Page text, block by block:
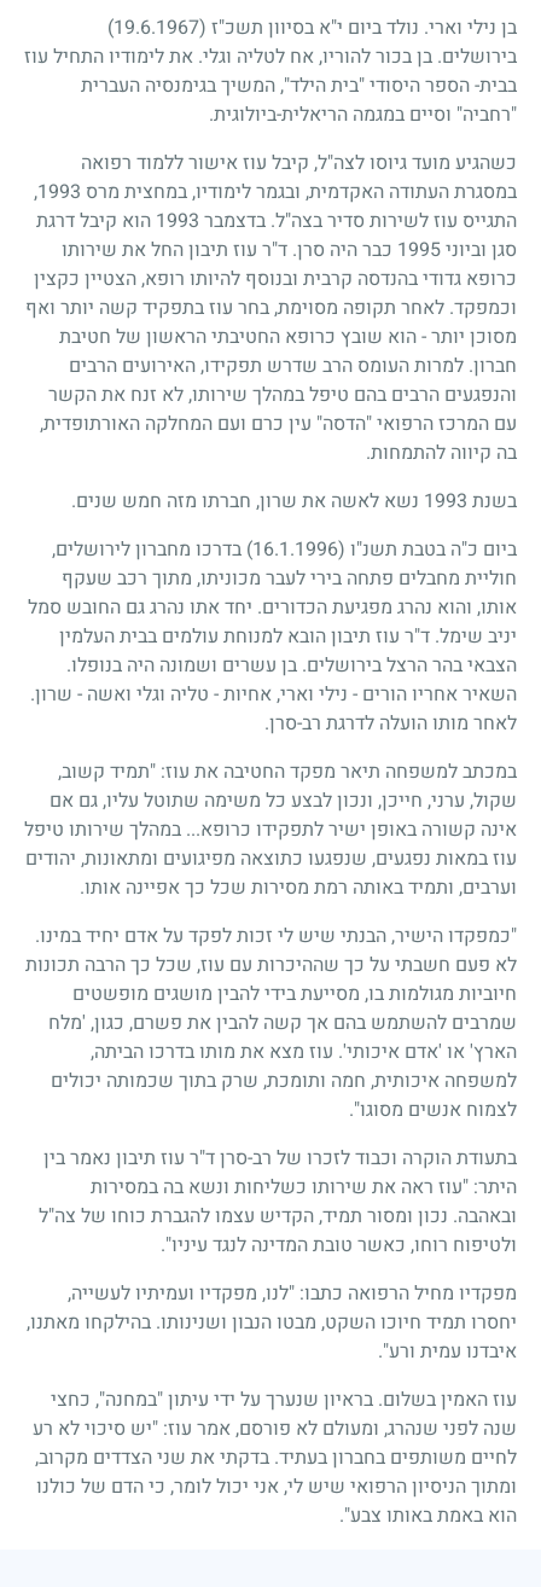
בן נילי וארי. נולד ביום י"א בסיוון תשכ"ז (19.6.1967)
בירושלים. בן בכור להוריו, אח לטליה וגלי. את לימודיו התחיל עוז
בבית- הספר היסודי "בית הילד", המשיך בגימנסיה העברית
"רחביה" וסיים במגמה הריאלית-ביולוגית.
כשהגיע מועד גיוסו לצה"ל, קיבל עוז אישור ללמוד רפואה
במסגרת העתודה האקדמית, ובגמר לימודיו, במחצית מרס 1993
,
התגייס עוז לשירות סדיר בצה"ל. בדצמבר 1993 הוא קיבל דרגת
סגן וביוני1995 כבר היה סרן. ד"ר עוז תיבון החל את שירותו
כרופא גדודי בהנדסה קרבית ובנוסף להיותו רופא, הצטיין כקצין
וכמפקד. לאחר תקופה מסוימת, בחר עוז בתפקיד קשה יותר ואף
מסוכן יותר - הוא שובץ כרופא החטיבתי הראשון של חטיבת
חברון. למרות העומס הרב שדרש תפקידו, האירועים הרבים
והנפגעים הרבים בהם טיפל במהלך שירותו, לא זנח את הקשר
עם המרכז הרפואי "הדסה" עין כרם ועם המחלקה האורתופדית,
בה קיווה להתמחות.
בשנת 1993 נשא לאשה את שרון, חברתו מזה חמש שנים.
ביום כ"ה בטבת תשנ"ו (16.1.1996)
בדרכו מחברון לירושלים,
חוליית מחבלים פתחה בירי לעבר מכוניתו, מתוך רכב שעקף
אותו, והוא נהרג מפגיעת הכדורים. יחד אתו נהרג גם החובש סמל
יניב שימל. ד"ר עוז תיבון הובא למנוחת עולמים בבית העלמין
הצבאי בהר הרצל בירושלים. בן עשרים ושמונה היה בנופלו.
השאיר אחריו הורים - נילי וארי, אחיות - טליה וגלי ואשה - שרון.
לאחר מותו הועלה לדרגת רב-סרן.
במכתב למשפחה תיאר מפקד החטיבה את עוז: "תמיד קשוב,
שקול, ערני, חייכן, ונכון לבצע כל משימה שתוטל עליו, גם אם
אינה קשורה באופן ישיר לתפקידו כרופא... במהלך שירותו טיפל
עוז במאות נפגעים, שנפגעו כתוצאה מפיגועים ומתאונות, יהודים
וערבים, ותמיד באותה רמת מסירות שכל כך אפיינה אותו.
"כמפקדו הישיר, הבנתי שיש לי זכות לפקד על אדם יחיד במינו.
לא פעם חשבתי על כך שההיכרות עם עוז, שכל כך הרבה תכונות
חיוביות מגולמות בו, מסייעת בידי להבין מושגים מופשטים
שמרבים להשתמש בהם אך קשה להבין את פשרם, כגון, 'מלח
הארץ' או 'אדם איכותי'. עוז מצא את מותו בדרכו הביתה,
למשפחה איכותית, חמה ותומכת, שרק בתוך שכמותה יכולים
לצמוח אנשים מסוגו".
בתעודת הוקרה וכבוד לזכרו של רב-סרן ד"ר עוז תיבון נאמר בין
היתר: "עוז ראה את שירותו כשליחות ונשא בה במסירות
ובאהבה. נכון ומסור תמיד, הקדיש עצמו להגברת כוחו של צה"ל
ולטיפוח רוחו, כאשר טובת המדינה לנגד עיניו".
מפקדיו מחיל הרפואה כתבו: "לנו, מפקדיו ועמיתיו לעשייה,
יחסרו תמיד חיוכו השקט, מבטו הנבון ושנינותו. בהילקחו מאתנו,
איבדנו עמית ורע".
עוז האמין בשלום. בראיון שנערך על ידי עיתון "במחנה", כחצי
שנה לפני שנהרג, ומעולם לא פורסם, אמר עוז: "יש סיכוי לא רע
לחיים משותפים בחברון בעתיד. בדקתי את שני הצדדים מקרוב,
ומתוך הניסיון הרפואי שיש לי, אני יכול לומר, כי הדם של כולנו
הוא באמת באותו צבע".